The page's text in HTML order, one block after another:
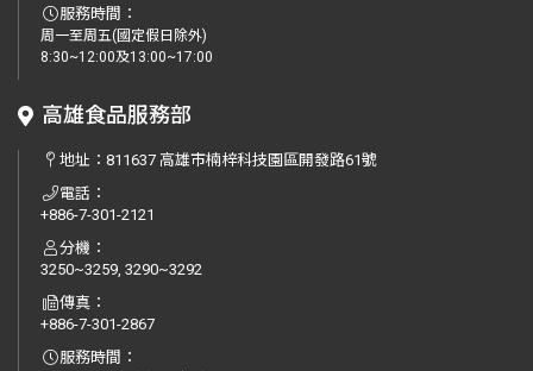
服務時間：
周一至周五(國定假日除外)
8:30~12:00及13:00~17:00
高雄食品服務部
地址：811637 高雄市楠梓科技園區開發路61號
電話：
+886-7-301-2121
分機：
3250~3259, 3290~3292
傳真：
+886-7-301-2867
服務時間：